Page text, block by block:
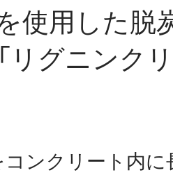
使用した脱
リグニンク
ンクリート内